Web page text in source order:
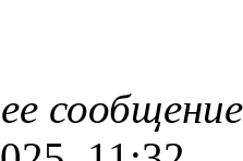
сообщение